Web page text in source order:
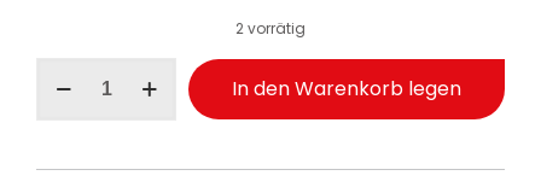
2 vorrätig
Hydra
In den Warenkorb legen